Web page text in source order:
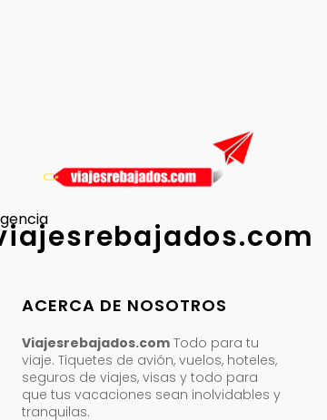
ACERCA DE NOSOTROS
Viajesrebajados.com Todo para tu
viaje. Tiquetes de avión, vuelos, hoteles,
seguros de viajes, visas y todo para
que tus vacaciones sean inolvidables y
tranquilas.